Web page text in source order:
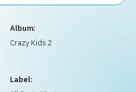
Album:
Crazy Kids 2
Label: